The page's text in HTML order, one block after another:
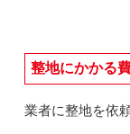
整地にかかる
業者に整地を依